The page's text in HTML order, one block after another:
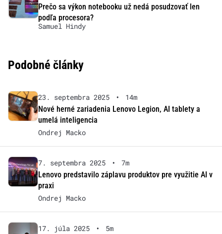
Prečo sa výkon notebooku už nedá posudzovať len
podľa procesora?
Samuel Hindy
Podobné články
23. septembra 2025 •
14m
Nové herné zariadenia Lenovo Legion, AI tablety a
umelá inteligencia
Ondrej Macko
7. septembra 2025 •
7m
Lenovo predstavilo záplavu produktov pre využitie AI v
praxi
Ondrej Macko
17. júla 2025 •
5m